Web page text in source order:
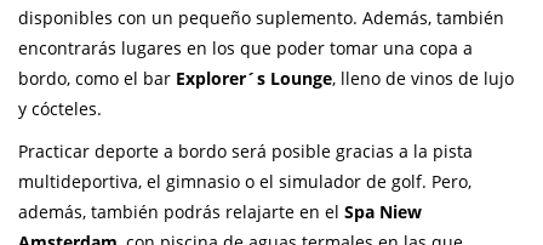
disponibles con un pequeño suplemento. Además, también
encontrarás lugares en los que poder tomar una copa a
bordo, como el bar Explorer´s Lounge, lleno de vinos de lujo
y cócteles.
Practicar deporte a bordo será posible gracias a la pista
multideportiva, el gimnasio o el simulador de golf. Pero,
además, también podrás relajarte en el Spa Niew